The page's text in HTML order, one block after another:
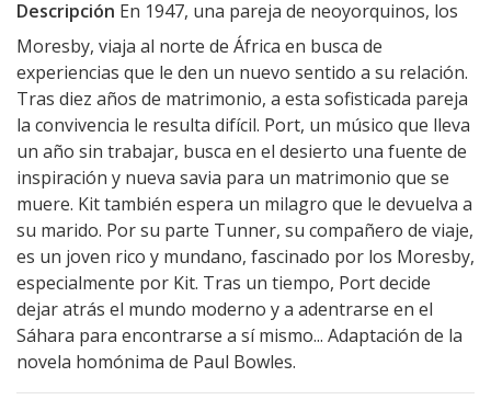
Descripción En 1947, una pareja de neoyorquinos, los
Moresby, viaja al norte de África en busca de
experiencias que le den un nuevo sentido a su relación.
Tras diez años de matrimonio, a esta sofisticada pareja
la convivencia le resulta difícil. Port, un músico que lleva
un año sin trabajar, busca en el desierto una fuente de
inspiración y nueva savia para un matrimonio que se
muere. Kit también espera un milagro que le devuelva a
su marido. Por su parte Tunner, su compañero de viaje,
es un joven rico y mundano, fascinado por los Moresby,
especialmente por Kit. Tras un tiempo, Port decide
dejar atrás el mundo moderno y a adentrarse en el
Sáhara para encontrarse a sí mismo... Adaptación de la
novela homónima de Paul Bowles.